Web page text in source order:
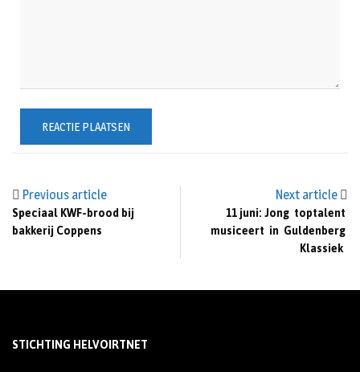
Previous article
Speciaal KWF-brood bij
bakkerij Coppens
Next article
11 juni: Jong toptalent
musiceert in Guldenberg
Klassiek
STICHTING HELVOIRTNET